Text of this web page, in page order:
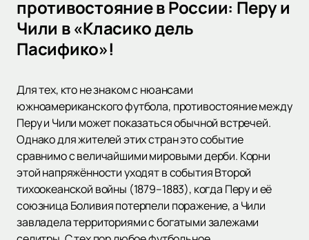
противостояние в России: Перу и
Чили в «Класико дель
Пасифико»!
Для тех, кто не знаком с нюансами
южноамериканского футбола, противостояние между
Перу и Чили может показаться обычной встречей.
Однако для жителей этих стран это событие
сравнимо с величайшими мировыми дерби. Корни
этой напряжённости уходят в события Второй
тихоокеанской войны (1879–1883), когда Перу и её
союзница Боливия потерпели поражение, а Чили
завладела территориями с богатыми залежами